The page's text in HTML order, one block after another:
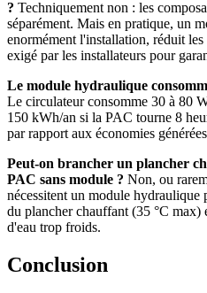
? Techniquement non : les
séparément. Mais en pratique, un
enormément l'installation, réduit
exigé par les installateurs pour
Le module hydraulique
Le circulateur consomme 30 à 80
150 kWh/an si la PAC tourne 8
par rapport aux économies
Peut-on brancher un plancher
PAC sans module ? Non, ou
nécessitent un module hydraulique
du plancher chauffant (35 °C max)
d'eau trop froids.
Conclusion